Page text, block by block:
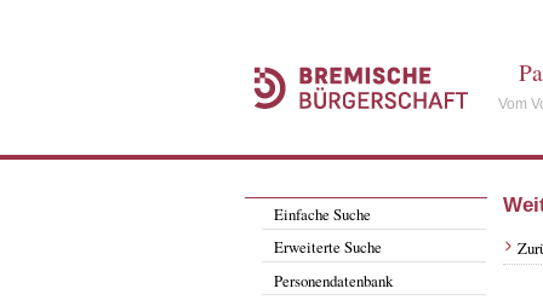
Vom
Einfache Suche
Erweiterte Suche
Personendatenbank